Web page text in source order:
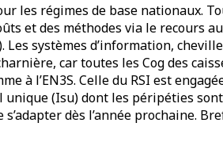
les régimes de base nationaux.
et des méthodes via le recours
systèmes d’information,
car toutes les Cog des
à l’EN3S. Celle du RSI est
(Isu) dont les péripéties
dès l’année prochaine.